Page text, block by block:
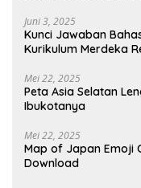
Juni 3, 2025
Kunci Jawaban
Kurikulum Merdeka
Mei 22, 2025
Peta Asia Selatan
Ibukotanya
Mei 22, 2025
Map of Japan Emoji
Download